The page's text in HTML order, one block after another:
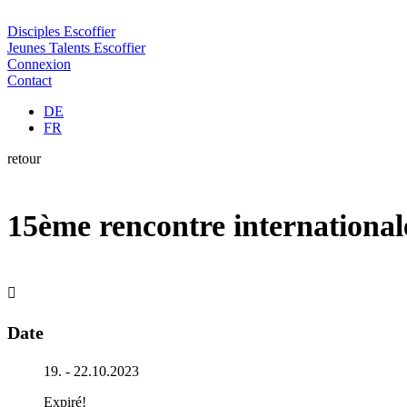
Disciples Escoffier
Jeunes Talents Escoffier
Connexion
Contact
DE
FR
retour
15ème rencontre
Date
19. - 22.10.2023
Expiré!